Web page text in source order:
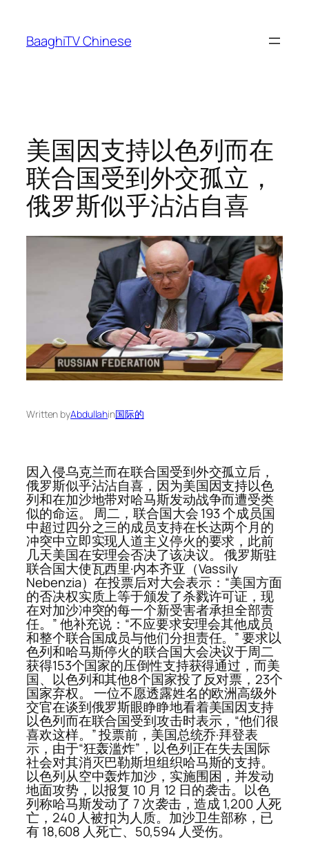
content
BaaghiTV Chinese
美国因支持以色列而在
联合国受到外交孤立，
俄罗斯似乎沾沾自喜
Written byAbdullahin国际的
因入侵乌克兰而在联合国受到外交孤立后，
俄罗斯似乎沾沾自喜，因为美国因支持以色
列和在加沙地带对哈马斯发动战争而遭受类
似的命运。 周二，联合国大会 193 个成员国
中超过四分之三的成员支持在长达两个月的
冲突中立即实现人道主义停火的要求，此前
几天美国在安理会否决了该决议。 俄罗斯驻
联合国大使瓦西里·内本齐亚（Vassily
Nebenzia）在投票后对大会表示：“美国方面
的否决权实质上等于颁发了杀戮许可证，现
在对加沙冲突的每一个新受害者承担全部责
任。” 他补充说：“不应要求安理会其他成员
和整个联合国成员与他们分担责任。” 要求以
色列和哈马斯停火的联合国大会决议于周二
获得153个国家的压倒性支持获得通过，而美
国、以色列和其他8个国家投了反对票，23个
国家弃权。 一位不愿透露姓名的欧洲高级外
交官在谈到俄罗斯眼睁睁地看着美国因支持
以色列而在联合国受到攻击时表示，“他们很
喜欢这样。” 投票前，美国总统乔·拜登表
示，由于“狂轰滥炸”，以色列正在失去国际
社会对其消灭巴勒斯坦组织哈马斯的支持。
以色列从空中轰炸加沙，实施围困，并发动
地面攻势，以报复 10 月 12 日的袭击。以色
列称哈马斯发动了 7 次袭击，造成 1,200 人死
亡，240 人被扣为人质。加沙卫生部称，已
有 18,608 人死亡、50,594 人受伤。